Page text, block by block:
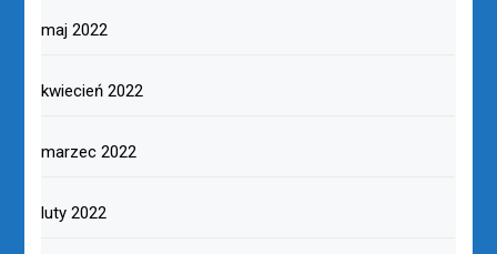
maj 2022
kwiecień 2022
marzec 2022
luty 2022